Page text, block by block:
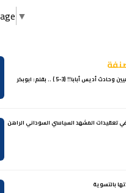
▼
عمر سليمان وعداءه للاسلاميين وحادث أديس أبابا!! (3-5 ) .. بقلم: ابوبكر
المشهد السياسي السوداني الراهن
بالتسوية